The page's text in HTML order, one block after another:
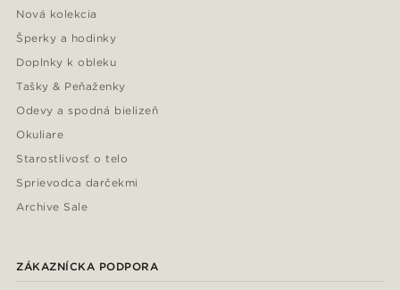
Nová kolekcia
Šperky a hodinky
Doplnky k obleku
Tašky & Peňaženky
Odevy a spodná bielizeň
Okuliare
Starostlivosť o telo
Sprievodca darčekmi
Archive Sale
ZÁKAZNÍCKA PODPORA